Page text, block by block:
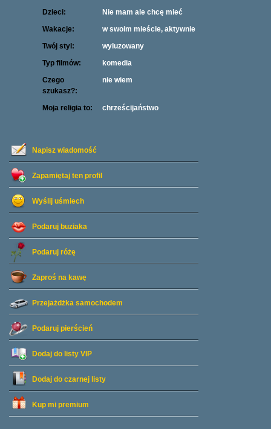
Napisz wiadomość
Zapamiętaj ten profil
Wyślij uśmiech
Podaruj buziaka
Podaruj różę
Zaproś na kawę
Przejażdżka samochodem
Podaruj pierścień
Dodaj do listy VIP
Dodaj do czarnej listy
Kup mi premium
Dzieci:
Nie mam ale chcę mieć
Wakacje:
w swoim mieście, aktywnie
Twój styl:
wyluzowany
Typ filmów:
komedia
Czego
szukasz?:
nie wiem
Moja religia to: chrześcijaństwo